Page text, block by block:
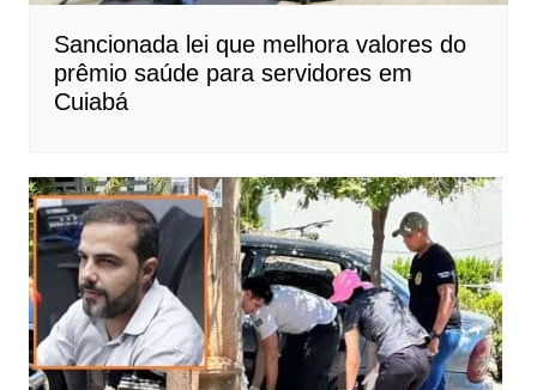
Sancionada lei que melhora valores do
prêmio saúde para servidores em
Cuiabá